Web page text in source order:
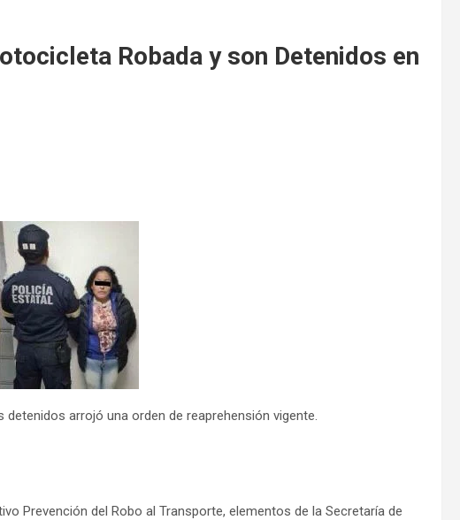
Robada y son Detenidos en
arrojó una orden de reaprehensión vigente.
Prevención del Robo al Transporte, elementos de la Secretaría de